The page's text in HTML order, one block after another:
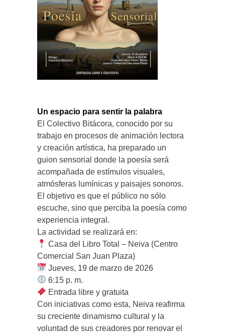
Un espacio para sentir la palabra
El Colectivo Bitácora, conocido por su
trabajo en procesos de animación lectora
y creación artística, ha preparado un
guion sensorial donde la poesía será
acompañada de estímulos visuales,
atmósferas lumínicas y paisajes sonoros.
El objetivo es que el público no sólo
escuche, sino que perciba la poesía como
experiencia integral.
La actividad se realizará en:
Casa del Libro Total – Neiva (Centro
Comercial San Juan Plaza)
Jueves, 19 de marzo de 2026
6:15 p. m.
Entrada libre y gratuita
Con iniciativas como esta, Neiva reafirma
su creciente dinamismo cultural y la
voluntad de sus creadores por renovar el